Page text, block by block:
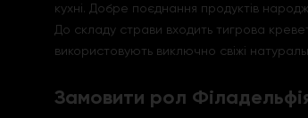
кухні. Добре поєднання продуктів
До складу страви входить тигрова
використовують виключно свіжі
Замовити рол